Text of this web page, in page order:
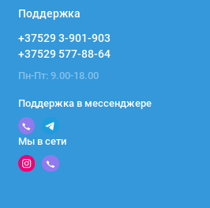
Поддержка
+37529 3-901-903
+37529 577-88-64
Пн-Пт: 9.00-18.00
Поддержка в мессенджере
Мы в сети